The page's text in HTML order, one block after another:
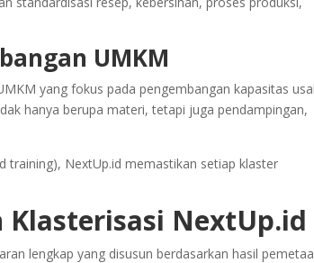
UMKM
yang fokus pada pengembangan kapasitas
hanya berupa materi, tetapi juga pendampingan,
training), NextUp.id memastikan setiap klaster
NextUp.id
lengkap yang disusun berdasarkan hasil